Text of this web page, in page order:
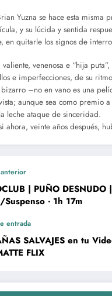
Yuzna se hace esta misma
y su lúcida y sentida
en quitarle los signos de
venenosa e “hija
e imperfecciones, de su
–no en vano es una
aunque sea como premio
leche ataque de sinceridad.
ahora, veinte años después,
| PUÑO DESNUDO
Suspenso ‧ 1h 17m
entrada
SALVAJES en tu
FLIX